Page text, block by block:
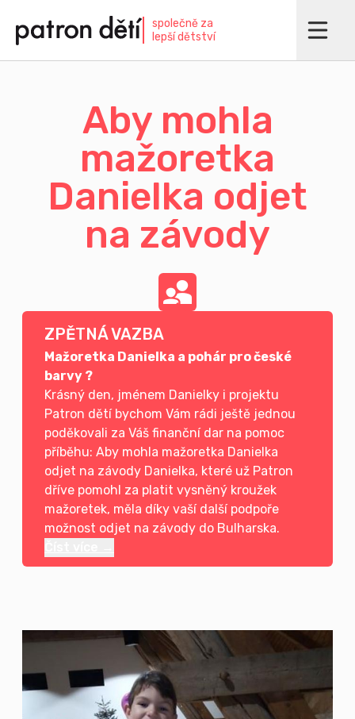
hlavnímu
obsahu
společně za
lepší dětství
Aby mohla
mažoretka
Danielka odjet
na závody
ZPĚTNÁ VAZBA
Mažoretka Danielka a pohár pro české
barvy ?
Krásný den, jménem Danielky i projektu
Patron dětí bychom Vám rádi ještě jednou
poděkovali za Váš finanční dar na pomoc
příběhu: Aby mohla mažoretka Danielka
odjet na závody Danielka, které už Patron
dříve pomohl za platit vysněný kroužek
mažoretek, měla díky vaší další podpoře
možnost odjet na závody do Bulharska.